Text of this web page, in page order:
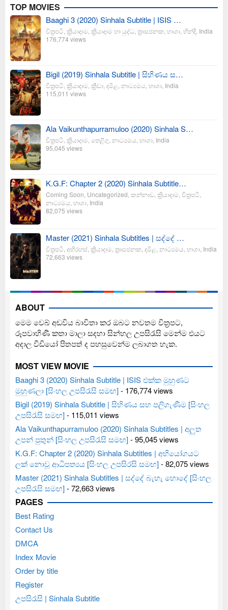
TOP MOVIES
Baaghi 3 (2020) Sinhala Subtitle | ISIS …
චිත්‍රපටි ක්‍රියාදාම ක්‍රියාදාම හා යුද්ධ ත්‍රාසජනක භාශා හින්දි India
176,774 views
Bigil (2019) Sinhala Subtitle | සිහිණය ස…
චිත්‍රපටි ක්‍රියාදාම ක්‍රීඩා දමිළ නාට්‍යමය භාශා India
115,011 views
Ala Vaikunthapurramuloo (2020) Sinhala S…
චිත්‍රපටි ක්‍රියාදාම තෙළිගු නාට්‍යමය භාශා India
95,045 views
K.G.F: Chapter 2 (2020) Sinhala Subtitle…
Coming Soon Uncategorized කන්නාඩ ක්‍රියාදාම චිත්‍රපටි
නාට්‍යමය භාශා India
82,075 views
Master (2021) Sinhala Subtitles | සද්දේ …
චිත්‍රපටි අභිරහස් ක්‍රියාදාම ත්‍රාසජනක දමිළ නාට්‍යමය භාශා India
72,663 views
ABOUT
මෙම වෙබ් අඩවිය බාවිතා කර ඔබට නවතම චිත්‍රපට,
රූපවාහිණී කතා මාලා සදහා සින්හල උපසිරැසි මෙන්ම එයට
අදාල වීඩියෝ පිතපත් ද පහසුවෙන්ම ලබාගත හැක.
MOST VIEW MOVIE
Baaghi 3 (2020) Sinhala Subtitle | ISIS එක්ක මුහුණට
මුහුණලා [සිංහල උපසිරැසි සමඟ]- 176,774 views
Bigil (2019) Sinhala Subtitle | සිහිණය සහ පලිගැණීම [සිංහල
උපසිරැසි සමඟ]- 115,011 views
Ala Vaikunthapurramuloo (2020) Sinhala Subtitles | අලුත
උපන් පුතුන් [සිංහල උපසිරැසි සමඟ]- 95,045 views
K.G.F: Chapter 2 (2020) Sinhala Subtitles | අභියෝගයට
ලක් නොවූ ආධිපත්‍යය [සිංහල උපසිරසි සමඟ]- 82,075 views
Master (2021) Sinhala Subtitles | සද්දේ බැහැ හොදේ [සිංහල
උපසිරැසි සමඟ]- 72,663 views
PAGES
Best Rating
Contact Us
DMCA
Index Movie
Order by title
Register
උපසිරැසි | Sinhala Subtitle